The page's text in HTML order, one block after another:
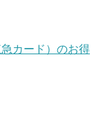
カード）のお得